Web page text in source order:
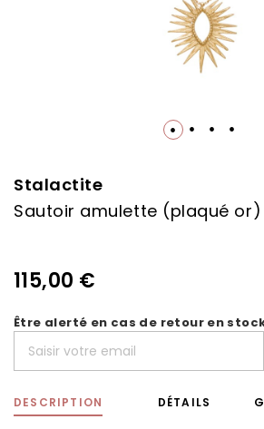
Stalactite
Sautoir amulette (plaqué or)
115,00 €
Être alerté en cas de retour en
DESCRIPTION DÉTAILS
the
beginning
of